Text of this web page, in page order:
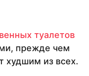
туалетов
прежде чем
худшим из всех.